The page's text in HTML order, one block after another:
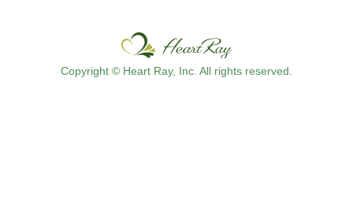
Copyright © Heart Ray, Inc. All rights reserved.